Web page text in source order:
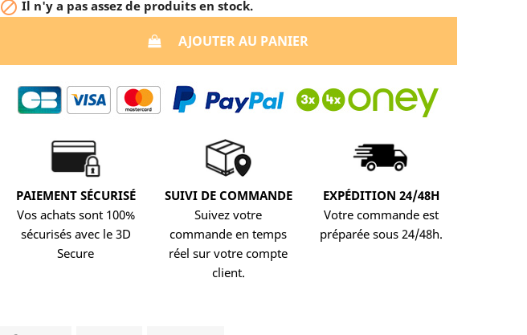
 Il n'y a pas assez de produits en stock.
AJOUTER AU PANIER
PAIEMENT SÉCURISÉ
Vos achats sont 100%
sécurisés avec le 3D
Secure
SUIVI DE COMMANDE
Suivez votre
commande en temps
réel sur votre compte
client.
EXPÉDITION 24/48H
Votre commande est
préparée sous 24/48h.